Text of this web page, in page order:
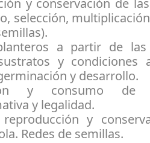
y conservación de
selección,
a partir de las
y condiciones
y desarrollo.
y consumo de
y legalidad.
y
Redes de semillas.